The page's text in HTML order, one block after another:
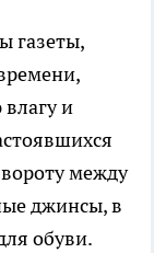
газеты,
и
между
джинсы, в
обуви.